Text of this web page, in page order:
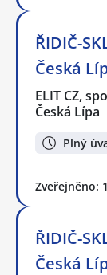
ŘIDIČ-
Česká
ELIT CZ,
Česká Lípa
Plný
Zveřejněno:
ŘIDIČ-
Česká